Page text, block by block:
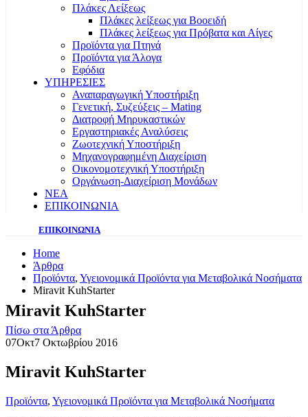
Πλάκες Λείξεως
Πλάκες λείξεως για Βοοειδή
Πλάκες λείξεως για Πρόβατα και Αίγες
Προϊόντα για Πτηνά
Προϊόντα για Άλογα
Εφόδια
ΥΠΗΡΕΣΙΕΣ
Αναπαραγωγική Υποστήριξη
Γενετική, Συζεύξεις – Mating
Διατροφή Μηρυκαστικών
Εργαστηριακές Αναλύσεις
Ζωοτεχνική Υποστήριξη
Μηχανογραφημένη Διαχείριση
Οικονομοτεχνική Υποστήριξη
Οργάνωση-Διαχείριση Μονάδων
ΝΕΑ
ΕΠΙΚΟΙΝΩΝΙΑ
ΕΠΙΚΟΙΝΩΝΙΑ
Home
Άρθρα
Προϊόντα, Υγειονομικά Προϊόντα για Μεταβολικά Νοσήματα
Miravit KuhStarter
Miravit KuhStarter
Πίσω στα Άρθρα
07Οκτ7 Οκτωβρίου 2016
Miravit KuhStarter
Προϊόντα, Υγειονομικά Προϊόντα για Μεταβολικά Νοσήματα